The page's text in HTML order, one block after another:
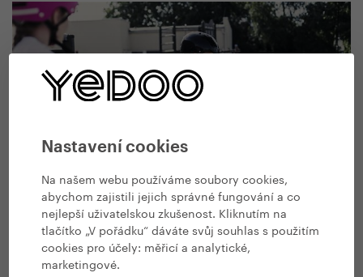
Nastavení cookies
Na našem webu používáme soubory cookies,
abychom zajistili jejich správné fungování a co
nejlepší uživatelskou zkušenost. Kliknutím na
tlačítko „V pořádku“ dáváte svůj souhlas s použitím
cookies pro účely: měřicí a analytické,
marketingové.
Odrážedla Yedoo mají certifikáty bezpečnosti a zdravotní
nezávadnosti v souladu s náležitými normami ČSN EN 71-
1 a ČSN EN 71-3.